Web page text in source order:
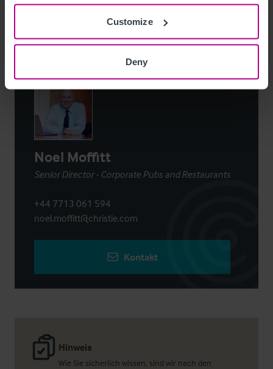
Customize
Deny
Hinweis
Wie Sie sicherlich wissen, sind wir nach den
Kontaktieren Sie uns
Noel Moffitt
Senior Director - Corporate Pubs and Restaurants
+44 7713 061 594
noel.moffitt@christie.com
Kontakt